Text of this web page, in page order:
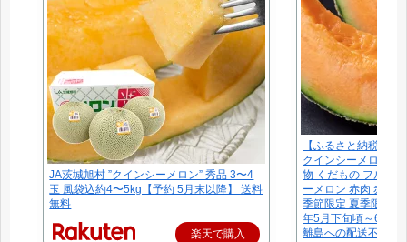
JA茨城旭村 ”クインシーメロン” 秀品 3〜4
玉 風袋込約4〜5kg【予約 5月末以降】 送料
無料
楽天で購入
【ふるさと納税】
クインシーメロン
物 くだもの フルー
ーメロン 赤肉 赤肉
季節限定 夏季限定
年5月下旬頃～6月
離島への配送不可